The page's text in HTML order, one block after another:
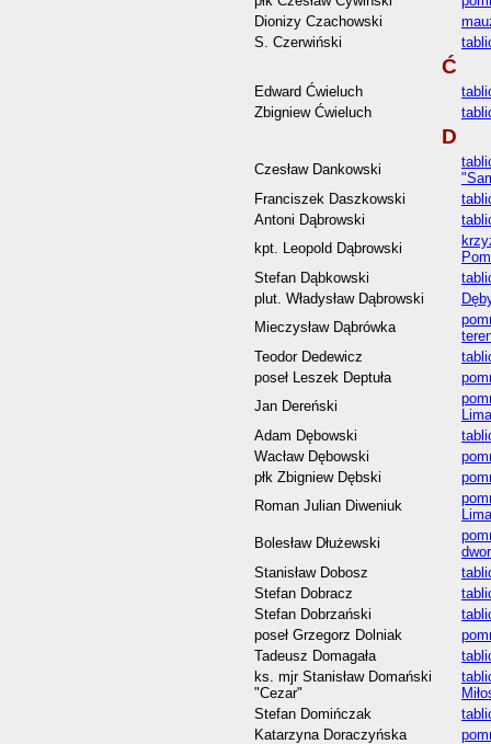
Dionizy Czachowski
S. Czerwiński
Ć
Edward Ćwieluch
Zbigniew Ćwieluch
D
Czesław Dankowski
Franciszek Daszkowski
Antoni Dąbrowski
kpt. Leopold Dąbrowski
Stefan Dąbkowski
plut. Władysław Dąbrowski
Mieczysław Dąbrówka
Teodor Dedewicz
poseł Leszek Deptuła
Jan Dereński
Adam Dębowski
Wacław Dębowski
płk Zbigniew Dębski
Roman Julian Diweniuk
Bolesław Dłużewski
Stanisław Dobosz
Stefan Dobracz
Stefan Dobrzański
poseł Grzegorz Dolniak
Tadeusz Domagała
ks. mjr Stanisław Domański
"Cezar"
Stefan Domińczak
Katarzyna Doraczyńska